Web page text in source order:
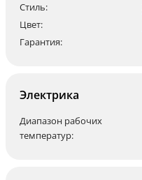
Стиль:
Цвет:
Гарантия:
Электрика
Диапазон рабочих
температур: